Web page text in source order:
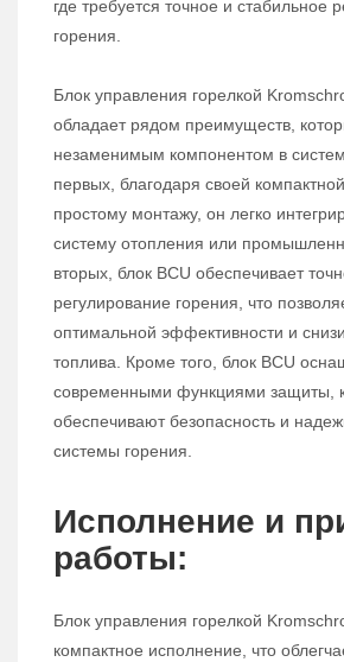
где требуется точное и стабильное
горения.
Блок управления горелкой
обладает рядом преимуществ,
незаменимым компонентом в
первых, благодаря своей
простому монтажу, он легко
систему отопления или
вторых, блок BCU обеспечивает
регулирование горения, что
оптимальной эффективности и
топлива. Кроме того, блок BCU
современными функциями защиты,
обеспечивают безопасность и
системы горения.
Исполнение и
работы:
Блок управления горелкой
компактное исполнение, что